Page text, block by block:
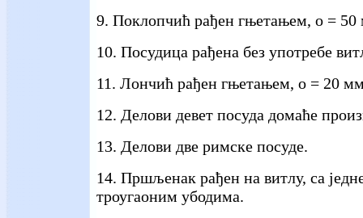
9. Поклопчић рађен гњетањем, о =
10. Посудица рађена без употребе
11. Лончић рађен гњетањем, о = 20
12. Делови девет посуда домаће
13. Делови две римске посуде.
14. Пршљенак рађен на витлу, са
троугаоним убодима.